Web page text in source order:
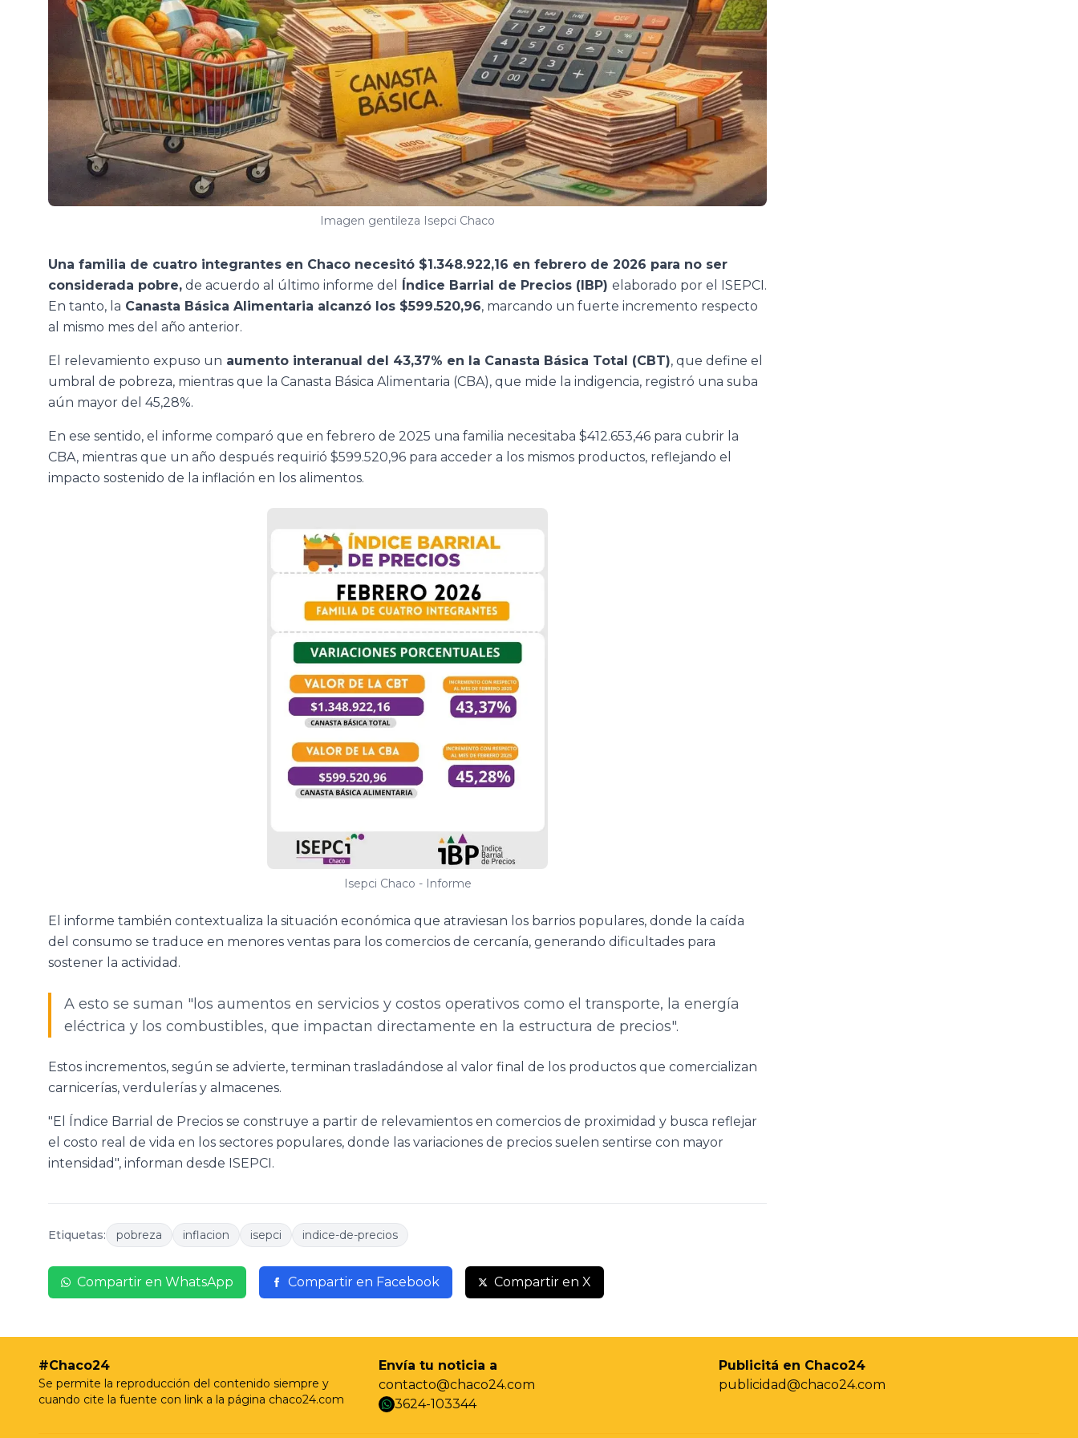
Imagen gentileza Isepci Chaco
Una familia de cuatro integrantes en Chaco necesitó $1.348.922,16 en febrero de 2026 para no ser
considerada pobre, de acuerdo al último informe del Índice Barrial de Precios (IBP) elaborado por el ISEPCI.
En tanto, la Canasta Básica Alimentaria alcanzó los $599.520,96, marcando un fuerte incremento respecto
al mismo mes del año anterior.
El relevamiento expuso un aumento interanual del 43,37% en la Canasta Básica Total (CBT), que define el
umbral de pobreza, mientras que la Canasta Básica Alimentaria (CBA), que mide la indigencia, registró una suba
aún mayor del 45,28%.
En ese sentido, el informe comparó que en febrero de 2025 una familia necesitaba $412.653,46 para cubrir la
CBA, mientras que un año después requirió $599.520,96 para acceder a los mismos productos, reflejando el
impacto sostenido de la inflación en los alimentos.
Isepci Chaco - Informe
El informe también contextualiza la situación económica que atraviesan los barrios populares, donde la caída
del consumo se traduce en menores ventas para los comercios de cercanía, generando dificultades para
sostener la actividad.
A esto se suman "los aumentos en servicios y costos operativos como el transporte, la energía
eléctrica y los combustibles, que impactan directamente en la estructura de precios".
Estos incrementos, según se advierte, terminan trasladándose al valor final de los productos que comercializan
carnicerías, verdulerías y almacenes.
"El Índice Barrial de Precios se construye a partir de relevamientos en comercios de proximidad y busca reflejar
el costo real de vida en los sectores populares, donde las variaciones de precios suelen sentirse con mayor
intensidad", informan desde ISEPCI.
Etiquetas: pobreza inflacion isepci indice-de-precios
Compartir en WhatsApp Compartir en Facebook Compartir en X
#Chaco24
Se permite la reproducción del contenido siempre y
cuando cite la fuente con link a la página chaco24.com
Envía tu noticia a
contacto@chaco24.com
whatsapp
3624-103344
Publicitá en Chaco24
publicidad@chaco24.com